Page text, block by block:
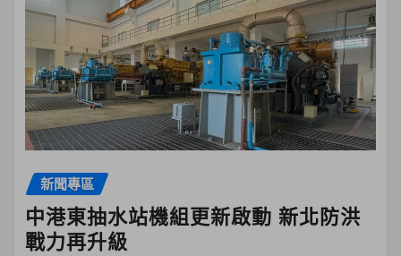
新聞專區
中港東抽水站機組更新啟動 新北防洪
戰力再升級